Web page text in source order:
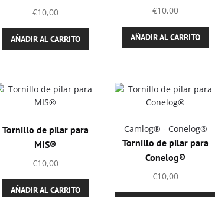
€10,00
AÑADIR AL CARRITO
€10,00
AÑADIR AL CARRITO
Tornillo de pilar para
MIS®
€10,00
AÑADIR AL CARRITO
Camlog® - Conelog®
Tornillo de pilar para
Conelog®
€10,00